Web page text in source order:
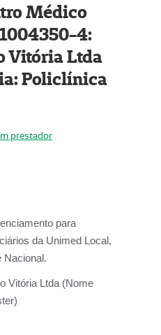
Médico
4:
Vitória Ltda
Policlínica
prestador
para
da Unimed Local,
Nacional.
Vitória Ltda (Nome